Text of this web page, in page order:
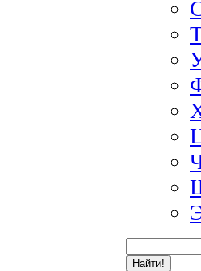
Найти!